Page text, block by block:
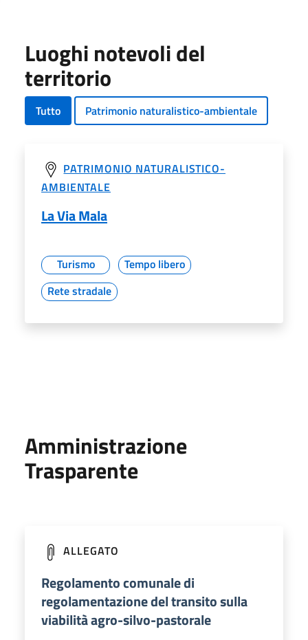
Luoghi notevoli del
territorio
Tutto Patrimonio naturalistico-ambientale
PATRIMONIO NATURALISTICO-
AMBIENTALE
La Via Mala
Turismo
Tempo libero
Rete stradale
Amministrazione
Trasparente
ALLEGATO
Regolamento comunale di
regolamentazione del transito sulla
viabilità agro-silvo-pastorale